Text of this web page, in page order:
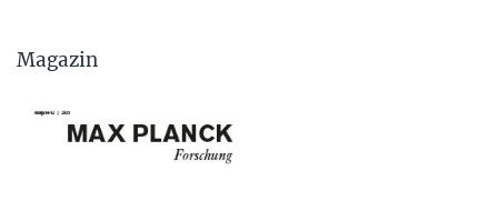
Magazin